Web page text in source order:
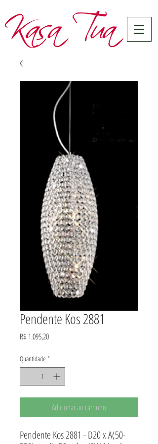
Pendente Kos 2881
R$ 1.095,20Preço
Quantidade *
Adicionar ao carrinho
Pendente Kos 2881 - D20 x A(50-